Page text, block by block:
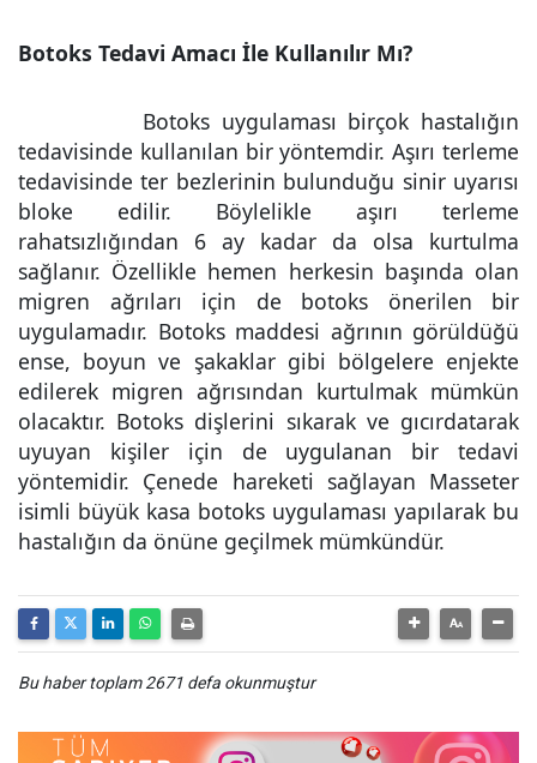
Botoks Tedavi Amacı İle Kullanılır Mı?
Botoks uygulaması birçok hastalığın
tedavisinde kullanılan bir yöntemdir. Aşırı terleme
tedavisinde ter bezlerinin bulunduğu sinir uyarısı
bloke edilir. Böylelikle aşırı terleme
rahatsızlığından 6 ay kadar da olsa kurtulma
sağlanır. Özellikle hemen herkesin başında olan
migren ağrıları için de botoks önerilen bir
uygulamadır. Botoks maddesi ağrının görüldüğü
ense, boyun ve şakaklar gibi bölgelere enjekte
edilerek migren ağrısından kurtulmak mümkün
olacaktır. Botoks dişlerini sıkarak ve gıcırdatarak
uyuyan kişiler için de uygulanan bir tedavi
yöntemidir. Çenede hareketi sağlayan Masseter
isimli büyük kasa botoks uygulaması yapılarak bu
hastalığın da önüne geçilmek mümkündür.
Bu haber toplam 2671 defa okunmuştur